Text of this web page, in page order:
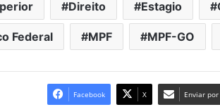
Direito Estagio
Federal MPF MPF-GO
Facebook X Enviar